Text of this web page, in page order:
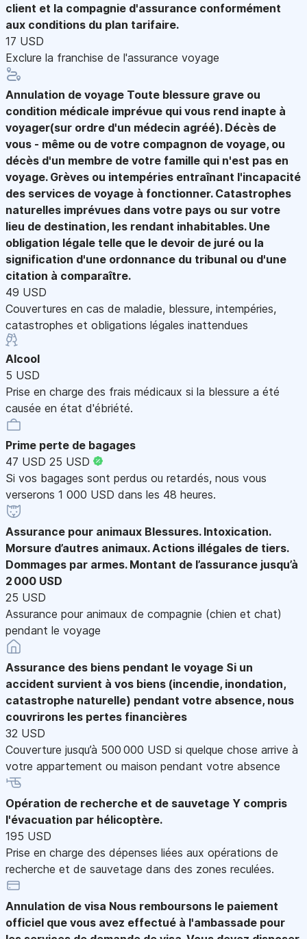
client et la compagnie d'assurance conformément
aux conditions du plan tarifaire.
17 USD
Exclure la franchise de l'assurance voyage
Annulation de voyage Toute blessure grave ou
condition médicale imprévue qui vous rend inapte à
voyager(sur ordre d'un médecin agréé). Décès de
vous - même ou de votre compagnon de voyage, ou
décès d'un membre de votre famille qui n'est pas en
voyage. Grèves ou intempéries entraînant l'incapacité
des services de voyage à fonctionner. Catastrophes
naturelles imprévues dans votre pays ou sur votre
lieu de destination, les rendant inhabitables. Une
obligation légale telle que le devoir de juré ou la
signification d'une ordonnance du tribunal ou d'une
citation à comparaître.
49 USD
Couvertures en cas de maladie, blessure, intempéries,
catastrophes et obligations légales inattendues
Alcool
5 USD
Prise en charge des frais médicaux si la blessure a été
causée en état d'ébriété.
Prime perte de bagages
47 USD 25 USD
Si vos bagages sont perdus ou retardés, nous vous
verserons 1 000 USD dans les 48 heures.
Assurance pour animaux Blessures. Intoxication.
Morsure d’autres animaux. Actions illégales de tiers.
Dommages par armes. Montant de l’assurance jusqu’à
2 000 USD
25 USD
Assurance pour animaux de compagnie (chien et chat)
pendant le voyage
Assurance des biens pendant le voyage Si un
accident survient à vos biens (incendie, inondation,
catastrophe naturelle) pendant votre absence, nous
couvrirons les pertes financières
32 USD
Couverture jusqu’à 500 000 USD si quelque chose arrive à
votre appartement ou maison pendant votre absence
Opération de recherche et de sauvetage Y compris
l'évacuation par hélicoptère.
195 USD
Prise en charge des dépenses liées aux opérations de
recherche et de sauvetage dans des zones reculées.
Annulation de visa Nous remboursons le paiement
officiel que vous avez effectué à l'ambassade pour